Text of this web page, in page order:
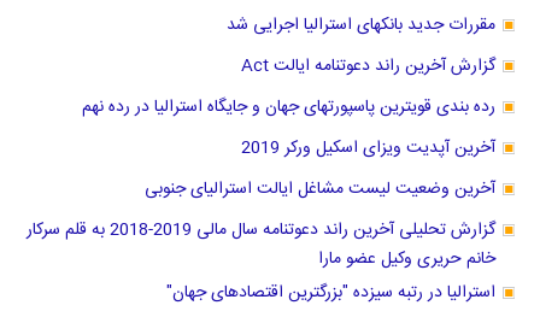
مقررات جدید بانکهای استرالیا اجرایی شد
گزارش آخرین راند دعوتنامه ایالت Act
رده بندی قویترین پاسپورتهای جهان و جایگاه استرالیا در رده نهم
آخرین آپدیت ویزای اسکیل ورکر 2019
آخرین وضعیت لیست مشاغل ایالت استرالیای جنوبی
گزارش تحلیلی آخرین راند دعوتنامه سال مالی 2019-2018 به قلم سرکار
خانم حریری وکیل عضو مارا
استرالیا در رتبه سیزده "بزرگترین اقتصادهای جهان"